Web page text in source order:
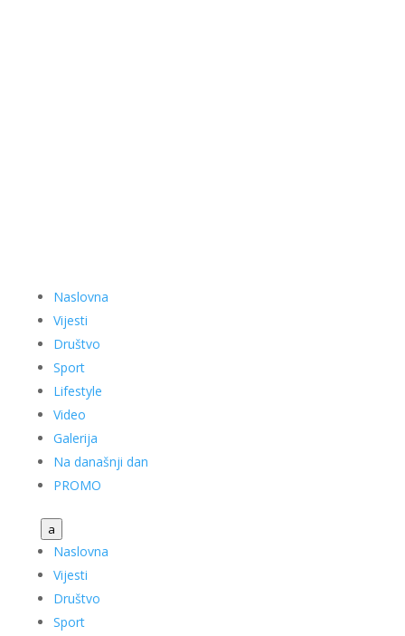
Naslovna
Vijesti
Društvo
Sport
Lifestyle
Video
Galerija
Na današnji dan
PROMO
a
Naslovna
Vijesti
Društvo
Sport